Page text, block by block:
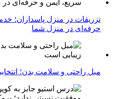
تزریقات در منزل پاسداران؛
حرفه‌ای در منزل شما
مبل راحتی و سلامت بدن؛